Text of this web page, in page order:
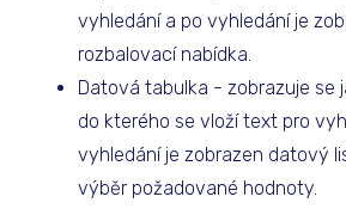
vyhledání a po vyhledání je
rozbalovací nabídka.
Datová tabulka - zobrazuje se
do kterého se vloží text pro
vyhledání je zobrazen datový
výběr požadované hodnoty.